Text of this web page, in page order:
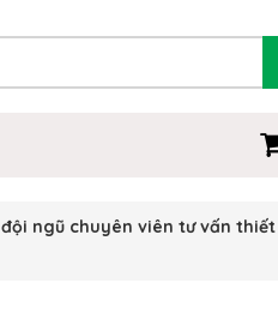
ngũ chuyên viên tư vấn thiết